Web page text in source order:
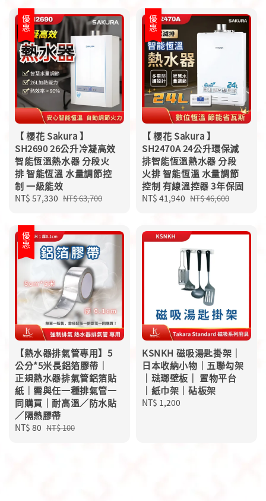
優惠
【 櫻花 Sakura 】
SH2690 26公升冷凝高效
智能恆溫熱水器 分段火
排 智能恆溫 水量調節控
制 一級能效
Sale
NT$ 57,330 Regular
NT$ 63,700
優惠
【 櫻花 Sakura 】
SH2470A 24公升環保減
排智能恆溫熱水器 分段
火排 智能恆溫 水量調節
控制 有線溫控器 3年保固
Sale
NT$ 41,940 Regular
NT$ 46,600
優惠
【熱水器排氣管專用】5
公分*5米長鋁箔膠帶｜
正規熱水器排氣管鋁箔貼
紙｜需與任一種排氣管一
同購買｜耐高溫／防水貼
／隔熱膠帶
Sale
NT$ 80 Regular
NT$ 100
KSNKH 磁吸湯匙掛架｜
日本收納小物｜五聯勾架
｜琺瑯壁板｜ 置物平台
｜紙巾架｜砧板架
Regular
NT$ 1,200